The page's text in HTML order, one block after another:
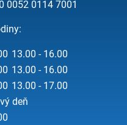
0052 0114 7001
13.00 - 16.00
13.00 - 16.00
13.00 - 17.00
deň